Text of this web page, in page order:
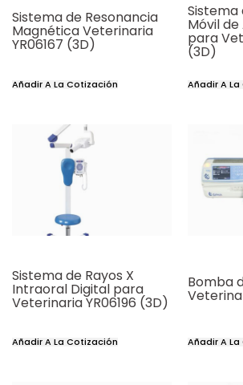
Sistema de Resonancia
Magnética Veterinaria
YR06167 (3D)
Añadir A La Cotización
Sistema
Móvil
para
(3D)
Añadir A
Sistema de Rayos X
Intraoral Digital para
Veterinaria YR06196 (3D)
Añadir A La Cotización
Bomba
Añadir A